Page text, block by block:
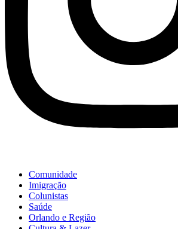
Comunidade
Imigração
Colunistas
Saúde
Orlando e Região